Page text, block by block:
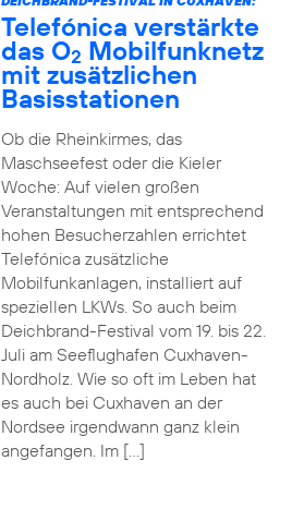
Telefónica verstärkte
das O2 Mobilfunknetz
mit zusätzlichen
Basisstationen
Ob die Rheinkirmes, das
Maschseefest oder die Kieler
Woche: Auf vielen großen
Veranstaltungen mit entsprechend
hohen Besucherzahlen errichtet
Telefónica zusätzliche
Mobilfunkanlagen, installiert auf
speziellen LKWs. So auch beim
Deichbrand-Festival vom 19. bis 22.
Juli am Seeflughafen Cuxhaven-
Nordholz. Wie so oft im Leben hat
es auch bei Cuxhaven an der
Nordsee irgendwann ganz klein
angefangen. Im […]